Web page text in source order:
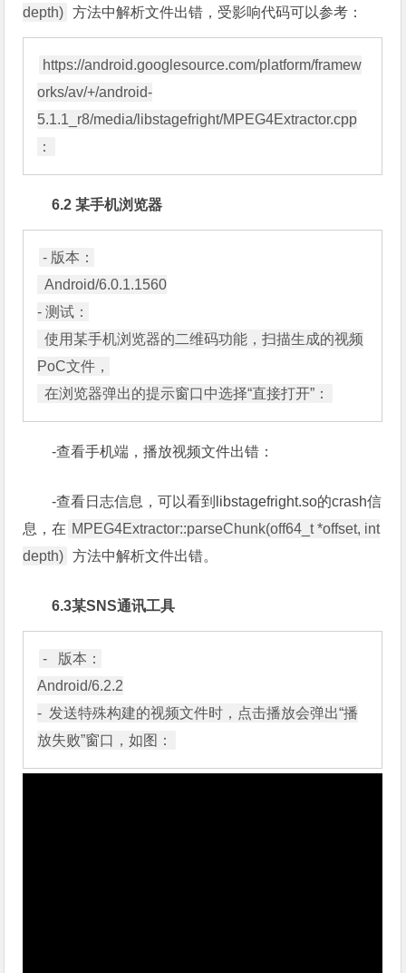
depth) 方法中解析文件出错，受影响代码可以参考：
https://android.googlesource.com/platform/framew
orks/av/+/android-
5.1.1_r8/media/libstagefright/MPEG4Extractor.cpp
6.2 某手机浏览器
- 版本：
- 测试：
  使用某手机浏览器的二维码功能，扫描生成的视频
PoC文件，
-查看手机端，播放视频文件出错：
-查看日志信息，可以看到libstagefright.so的crash信
息，在 MPEG4Extractor::parseChunk(off64_t *offset, int
depth) 方法中解析文件出错。
6.3某SNS通讯工具
-   版本：
Android/6.2.2
-  发送特殊构建的视频文件时，点击播放会弹出“播